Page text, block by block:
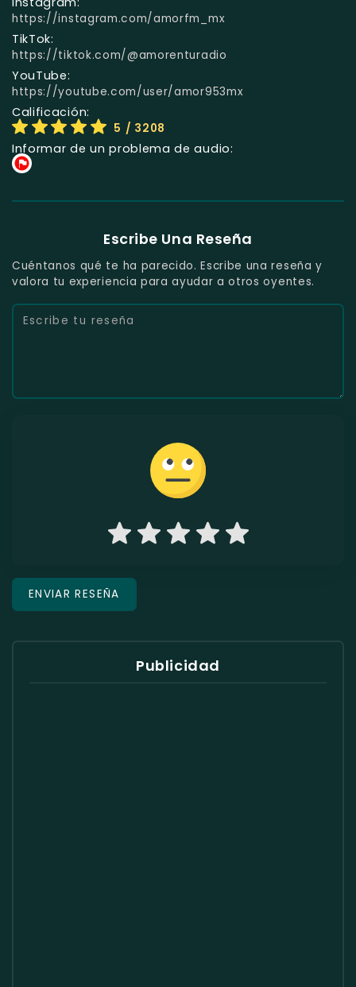
https://instagram.com/amorfm_mx
TikTok:
https://tiktok.com/@amorenturadio
YouTube:
https://youtube.com/user/amor953mx
Calificación:
5 / 3208
Informar de un problema de audio:
Escribe Una Reseña
Cuéntanos qué te ha parecido. Escribe una reseña y
valora tu experiencia para ayudar a otros oyentes.
Publicidad